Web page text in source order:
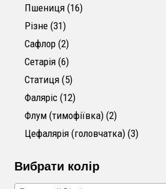
Пшениця 1616 товарів
Різне 3131 товар
Сафлор 22 товари
Сетарія 66 товарів
Статиця 55 товарів
Фаляріс 1212 товарів
Флум (тимофіївка) 22 товари
Цефалярія (головчатка) 33 товари
Вибрати колір